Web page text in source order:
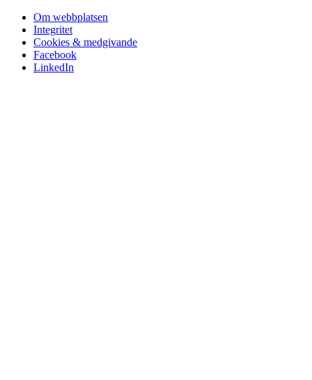
Om webbplatsen
Integritet
Cookies & medgivande
Facebook
LinkedIn